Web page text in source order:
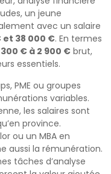
un jeune
avec un salaire
et 38 000 €. En termes
300 € à 2 900 € brut,
essentiels.
PME ou groupes
variables.
les salaires sont
province.
ou un MBA en
aussi la rémunération.
tâches d’analyse